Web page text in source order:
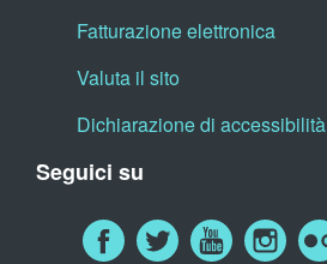
Fatturazione elettronica
Valuta il sito
Dichiarazione di accessibilità
Seguici su